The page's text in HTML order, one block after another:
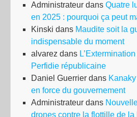
Administrateur dans Quatre
en 2025 : pourquoi ça peut
Kinski dans Maudite soit la
indispensable du moment
alvarez dans
Perfidie républicaine
Daniel Guerrier dans
en force du gouvernement
Administrateur dans
drones contre la flottille de la